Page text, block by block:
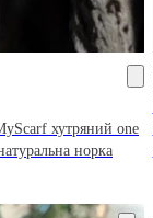
хутряний one
норка